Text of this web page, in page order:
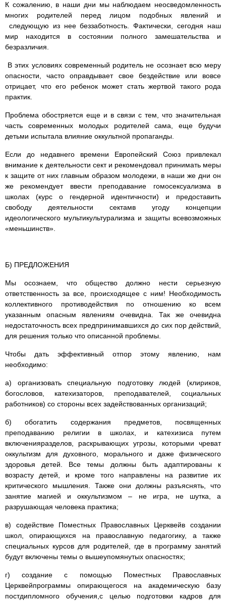
К сожалению, в наши дни мы наблюдаем неосведомленность
многих родителей перед лицом подобных явлений и
следующую из нее беззаботность. Фактически, сегодня наш
мир находится в состоянии полного замешательства и
безразличия.
В этих условиях современный родитель не осознает всю меру
опасности, часто оправдывает свое бездействие или вовсе
отрицает, что его ребенок может стать жертвой такого рода
практик.
Проблема обостряется еще и в связи с тем, что значительная
часть современных молодых родителей сама, еще будучи
детьми испытала влияние оккультной пропаганды.
Если до недавнего времени Европейский Союз привлекал
внимание к деятельности сект и рекомендовал принимать меры
к защите от них главным образом молодежи, в наши же дни он
же рекомендует ввести преподавание гомосексуализма в
школах (курс о гендерной идентичности) и предоставить
свободу деятельности сектамв угоду концепции
идеологического мультикультурализма и защиты всевозможных
«меньшинств».
Б) ПРЕДЛОЖЕНИЯ
Мы осознаем, что общество должно нести серьезную
ответственность за все, происходящее с ним! Необходимость
коллективного противодействия по отношению ко всем
указанным опасным явлениям очевидна. Так же очевидна
недостаточность всех предпринимавшихся до сих пор действий,
для решения только что описанной проблемы.
Чтобы дать эффективный отпор этому явлению, нам
необходимо:
а) организовать специальную подготовку людей (клириков,
богословов, катехизаторов, преподавателей, социальных
работников) со стороны всех задействованных организаций;
б) обогатить содержания предметов, посвященных
преподаванию религии в школах, и катехизиса путем
включенияразделов, раскрывающих угрозы, которыми чреват
оккультизм для духовного, морального и даже физического
здоровья детей. Все темы должны быть адаптированы к
возрасту детей, и кроме того направлены на развитие их
критического мышления. Также они должны разъяснять, что
занятие магией и оккультизмом – не игра, не шутка, а
разрушающая человека практика;
в) содействие Поместных Православных Церквейв создании
школ, опирающихся на православную педагогику, а также
специальных курсов для родителей, где в программу занятий
будут включены темы о вышеупомянутых опасностях;
г) создание с помощью Поместных Православных
Церквейпрограммы опирающегося на академическую базу
постдипломного обучения,с целью подготовки кадров для